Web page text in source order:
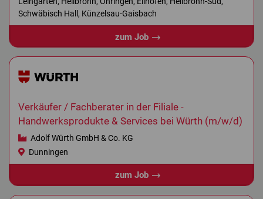
Schwäbisch Hall, Künzelsau-Gaisbach
zum Job
Verkäufer / Fachberater in der Filiale -
Handwerksprodukte & Services bei Würth (m/w/d)
Adolf Würth GmbH & Co. KG
Dunningen
zum Job